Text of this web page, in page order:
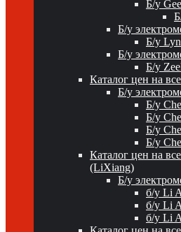
Б/у
Б/у
Б/у
Б/у
Б/у
Каталог цен на
Б/у
Б/у
Б/у
Б/у
Б/у
Каталог цен на
(LiXiang)
Б/у
б/у Li
б/у Li
б/у Li